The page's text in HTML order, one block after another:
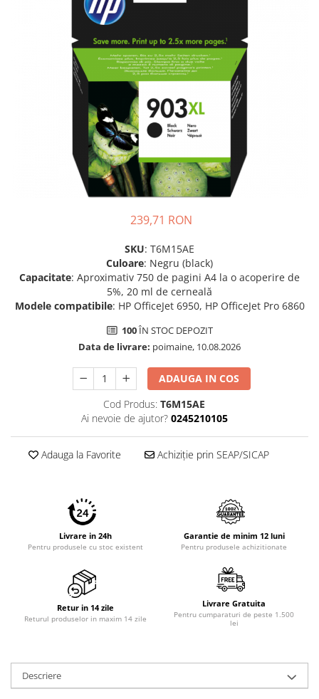
SSD-uri externe
Hard disk-uri externe
Adaptoare PCI / PCIe
Accesorii retelistica
239,71 RON
SKU: T6M15AE
Culoare: Negru (black)
Capacitate: Aproximativ 750 de pagini A4 la o acoperire de
5%, 20 ml de cerneală
Modele compatibile: HP OfficeJet 6950, HP OfficeJet Pro 6860
100ÎN STOC DEPOZIT
Data de livrare: poimaine, 10.08.2026
ADAUGA IN COS
Cod Produs: T6M15AE
Ai nevoie de ajutor? 0245210105
Adauga la Favorite Achiziție prin SEAP/SICAP
Livrare in 24h
Pentru produsele cu stoc existent
Garantie de minim 12 luni
Pentru produsele achizitionate
Retur in 14 zile
Returul produselor in maxim 14 zile
Livrare Gratuita
Pentru cumparaturi de peste 1.500
lei
Descriere